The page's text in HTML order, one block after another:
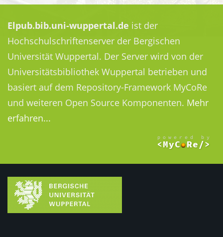
Elpub.bib.uni-wuppertal.de ist der
Hochschulschriftenserver der Bergischen
Universität Wuppertal. Der Server wird von der
Universitätsbibliothek Wuppertal betrieben und
basiert auf dem Repository-Framework MyCoRe
und weiteren Open Source Komponenten. Mehr
erfahren...